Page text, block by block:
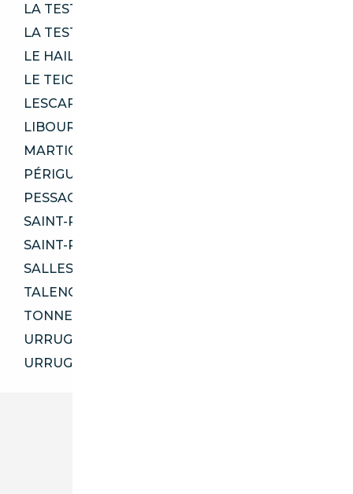
LA TESTE-DE-BUCH 33115
LA TESTE-DE-BUCH 33260
LE HAILLAN 33185
LE TEICH 33470
LESCAR 64230
LIBOURNE 33500
MARTIGNAS-SUR-JALLE 33127
PÉRIGUEUX 24000
PESSAC 33600
SAINT-PAUL-LÈS-DAX 40990
SAINT-PIERRE-DU-MONT 40280
SALLES 33770
TALENCE 33400
TONNEINS 47400
URRUGNE 64122
URRUGNE 64700